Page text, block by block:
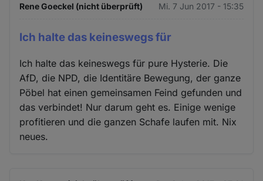
Rene Goeckel (nicht überprüft) Mi. 7 Jun 2017 - 15:35
Ich halte das keineswegs für
Ich halte das keineswegs für pure Hysterie. Die
AfD, die NPD, die Identitäre Bewegung, der ganze
Pöbel hat einen gemeinsamen Feind gefunden und
das verbindet! Nur darum geht es. Einige wenige
profitieren und die ganzen Schafe laufen mit. Nix
neues.